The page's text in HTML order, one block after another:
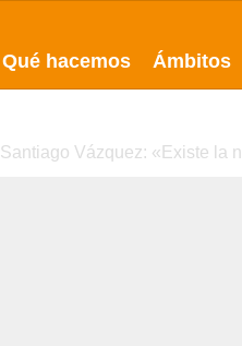
Qué hacemos Ámbitos
Santiago Vázquez: «Existe la